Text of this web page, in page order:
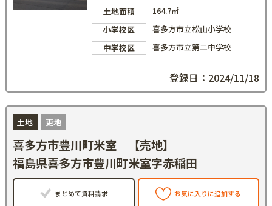
土地面積
164.7㎡
小学校区
喜多方市立松山小学校
中学校区
喜多方市立第二中学校
登録日：2024/11/18
土地 更地
喜多方市豊川町米室 【売地】
福島県喜多方市豊川町米室字赤稲田
まとめて資料請求 お気に入りに追加する